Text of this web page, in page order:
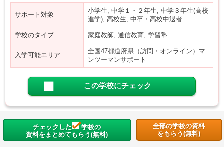
サポート対象
小学生, 中学１・２年生, 中学３年生(高校
進学), 高校生, 中卒・高校中退者
学校のタイプ 家庭教師, 通信教育, 学習塾
入学可能エリア
全国47都道府県（訪問・オンライン）マ
ンツーマンサポート
この学校にチェック
チェックした
学校の
資料をまとめてもらう(無料)
全部の学校の資料
をもらう(無料)